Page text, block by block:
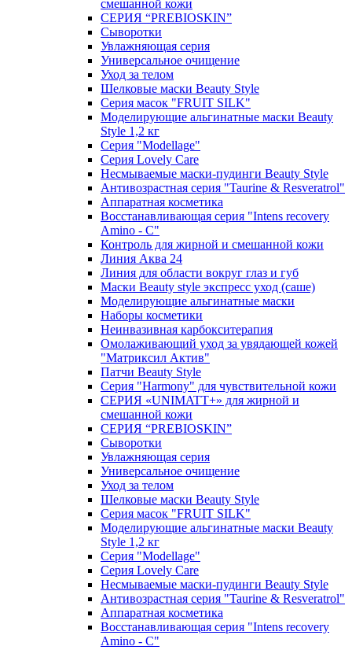
смешанной кожи
СЕРИЯ “PREBIOSKIN”
Сыворотки
Увлажняющая серия
Универсальное очищение
Уход за телом
Шелковые маски Beauty Style
Серия масок "FRUIT SILK"
Моделирующие альгинатные маски Beauty
Style 1,2 кг
Серия "Modellage"
Cерия Lovely Care
Несмываемые маски-пудинги Beauty Style
Антивозрастная серия "Taurine & Resveratrol"
Аппаратная косметика
Восстанавливающая серия "Intens recovery
Amino - C"
Контроль для жирной и смешанной кожи
Линия Аква 24
Линия для области вокруг глаз и губ
Маски Beauty style экспресс уход (саше)
Моделирующие альгинатные маски
Наборы косметики
Неинвазивная карбокситерапия
Омолаживающий уход за увядающей кожей
"Матриксил Актив"
Патчи Beauty Style
Серия "Harmony" для чувствительной кожи
СЕРИЯ «UNIMATT+» для жирной и
смешанной кожи
СЕРИЯ “PREBIOSKIN”
Сыворотки
Увлажняющая серия
Универсальное очищение
Уход за телом
Шелковые маски Beauty Style
Серия масок "FRUIT SILK"
Моделирующие альгинатные маски Beauty
Style 1,2 кг
Серия "Modellage"
Cерия Lovely Care
Несмываемые маски-пудинги Beauty Style
Антивозрастная серия "Taurine & Resveratrol"
Аппаратная косметика
Восстанавливающая серия "Intens recovery
Amino - C"